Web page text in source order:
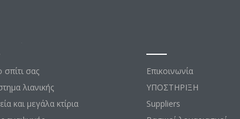
σπίτι σας
λιανικής
και μεγάλα κτίρια
Επικοινωνία
ΥΠΟΣΤΗΡΙΞΗ
Suppliers